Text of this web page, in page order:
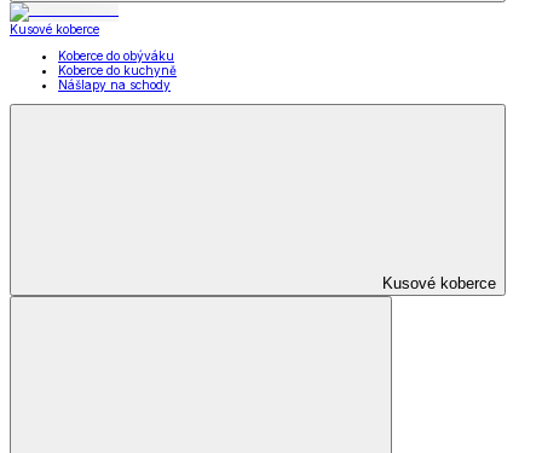
Kusové koberce
Koberce do obýváku
Koberce do kuchyně
Nášlapy na schody
Kusové koberce